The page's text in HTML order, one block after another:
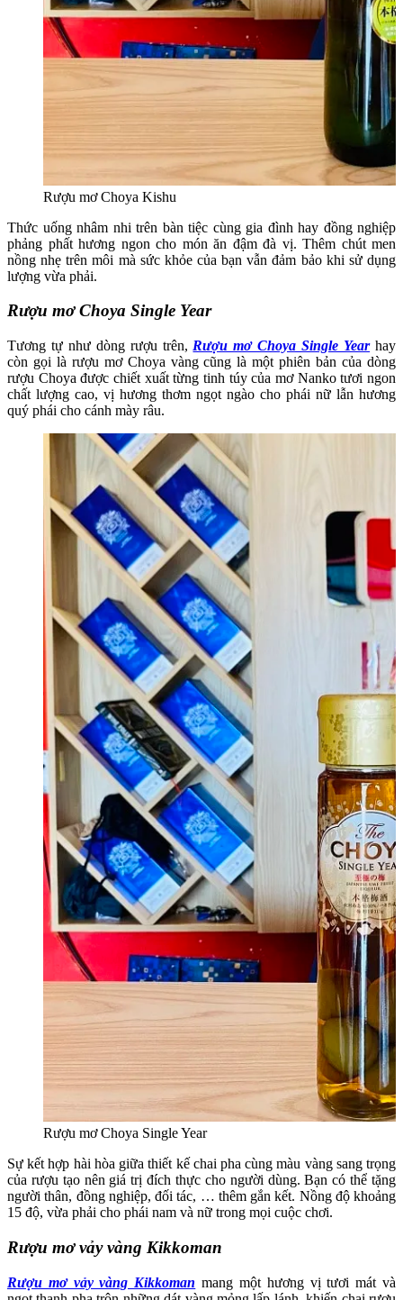
Rượu mơ Choya Kishu
Thức uống nhâm nhi trên bàn tiệc cùng gia đình hay đồng nghiệp
phảng phất hương ngon cho món ăn đậm đà vị. Thêm chút men
nồng nhẹ trên môi mà sức khỏe của bạn vẫn đảm bảo khi sử dụng
lượng vừa phải.
Rượu mơ Choya Single Year
Tương tự như dòng rượu trên, Rượu mơ Choya Single Year hay
còn gọi là rượu mơ Choya vàng cũng là một phiên bản của dòng
rượu Choya được chiết xuất từng tinh túy của mơ Nanko tươi ngon
chất lượng cao, vị hương thơm ngọt ngào cho phái nữ lẫn hương
quý phái cho cánh mày râu.
Rượu mơ Choya Single Year
Sự kết hợp hài hòa giữa thiết kế chai pha cùng màu vàng sang trọng
của rượu tạo nên giá trị đích thực cho người dùng. Bạn có thể tặng
người thân, đồng nghiệp, đối tác, … thêm gắn kết. Nồng độ khoảng
15 độ, vừa phải cho phái nam và nữ trong mọi cuộc chơi.
Rượu mơvảy vàng Kikkoman
Rượu mơ vảy vàng Kikkoman mang một hương vị tươi mát và